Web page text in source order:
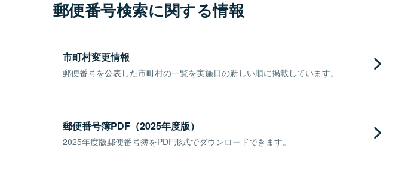
郵便番号検索に関する情報
市町村変更情報
郵便番号を公表した市町村の一覧を実施日の新しい順に掲載しています。
郵便番号簿PDF（2025年度版）
2025年度版郵便番号簿をPDF形式でダウンロードできます。